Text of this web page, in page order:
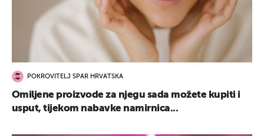
POKROVITELJ SPAR HRVATSKA
Omiljene proizvode za njegu sada možete kupiti i
usput, tijekom nabavke namirnica...